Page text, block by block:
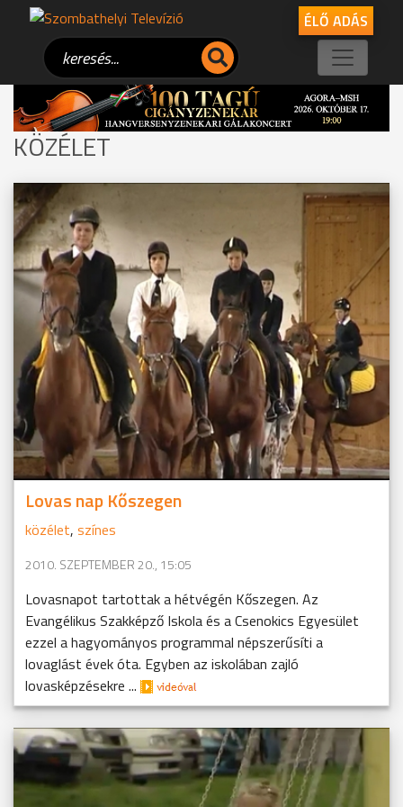
ÉLŐ ADÁS
KÖZÉLET
Lovas nap Kőszegen
közélet, színes
2010. SZEPTEMBER 20., 15:05
Lovasnapot tartottak a hétvégén Kőszegen. Az
Evangélikus Szakképző Iskola és a Csenokics Egyesület
ezzel a hagyományos programmal népszerűsíti a
lovaglást évek óta. Egyben az iskolában zajló
lovasképzésekre ...